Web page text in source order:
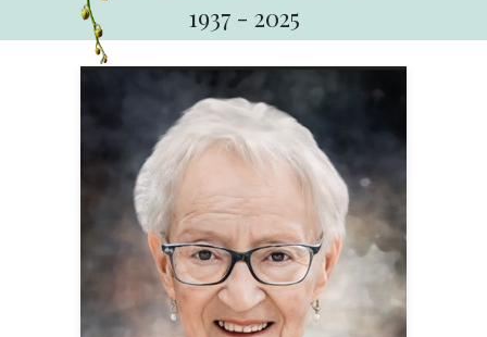
1937 - 2025